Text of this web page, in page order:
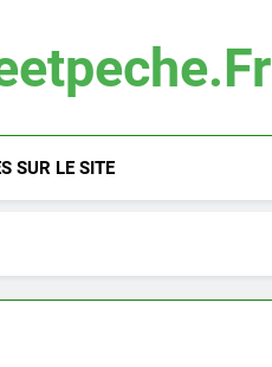
SUR LE SITE